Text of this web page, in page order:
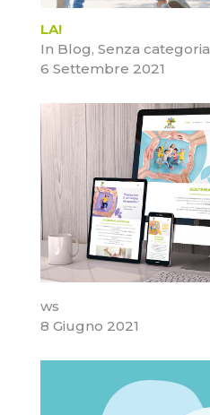
LA!
In Blog, Senza categoria
6 Settembre 2021
ws
8 Giugno 2021